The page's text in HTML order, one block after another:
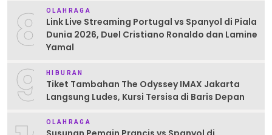
8 OLAHRAGA
Link Live Streaming Portugal vs Spanyol di Piala
Dunia 2026, Duel Cristiano Ronaldo dan Lamine
Yamal
9 HIBURAN
Tiket Tambahan The Odyssey IMAX Jakarta
Langsung Ludes, Kursi Tersisa di Baris Depan
OLAHRAGA